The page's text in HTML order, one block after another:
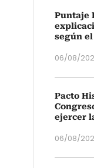
Puntaje
según el
06/08/
Pacto
ejercer
06/08/